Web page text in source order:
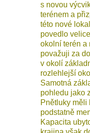
s novou
terénem a
této nové
povedlo
okolní terén a
považuji za
v okolí
rozlehlejší
Samotná
pohledu jako
Pnětluky měli
podstatně
Kapacita